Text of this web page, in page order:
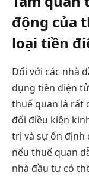
động của
loại tiền
Đối với các nhà
dụng tiền điện
thuế quan là rất
đổi điều kiện
trị và sự ổn định
nếu thuế quan
nhà đầu tư có